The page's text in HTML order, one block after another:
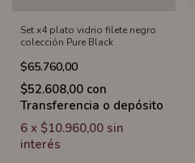
Set x4 plato vidrio filete negro
colección Pure Black
$65.760,00
$52.608,00 con
Transferencia o depósito
6 x $10.960,00 sin
interés